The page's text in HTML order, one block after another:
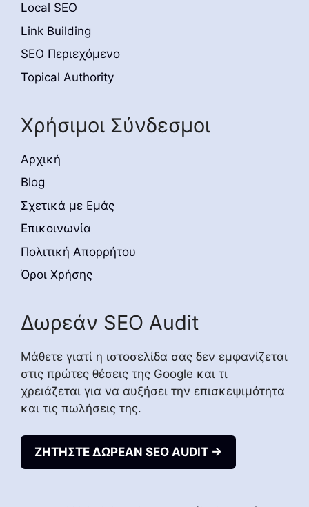
Local SEO
Link Building
SEO Περιεχόμενο
Topical Authority
Χρήσιμοι Σύνδεσμοι
Αρχική
Blog
Σχετικά με Εμάς
Επικοινωνία
Πολιτική Απορρήτου
Όροι Χρήσης
Δωρεάν SEO Audit
Μάθετε γιατί η ιστοσελίδα σας δεν εμφανίζεται
στις πρώτες θέσεις της Google και τι
χρειάζεται για να αυξήσει την επισκεψιμότητα
και τις πωλήσεις της.
ΖΗΤΗΣΤΕ ΔΩΡΕΑΝ SEO AUDIT →